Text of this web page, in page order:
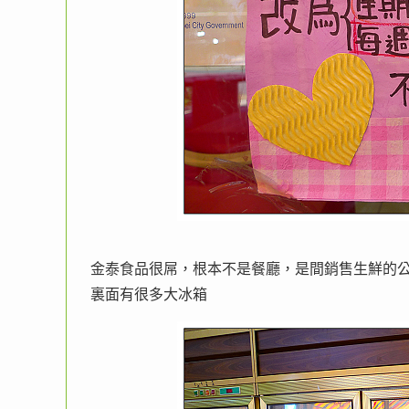
金泰食品很屌，根本不是餐廳，是間銷售生鮮的
裏面有很多大冰箱